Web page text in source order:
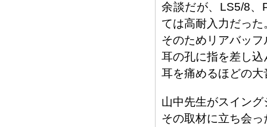
余談だが、LS5/8、
ては高耐入力だった
そのためリアバッフ
耳の孔に指を差し
耳を痛めるほどの
山中先生がスイン
その取材に立ち会